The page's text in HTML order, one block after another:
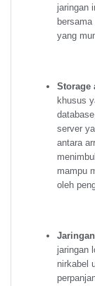
jaringan
yang
Storage
khusus
server
antara
mampu
oleh
jaringan
nirkabel